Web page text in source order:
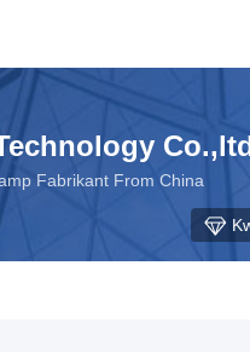
Fabrikant From China